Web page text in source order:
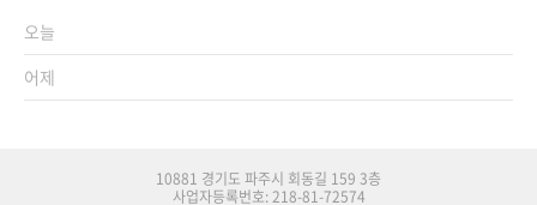
오늘
어제
10881 경기도 파주시 회동길 159 3층
사업자등록번호: 218-81-72574